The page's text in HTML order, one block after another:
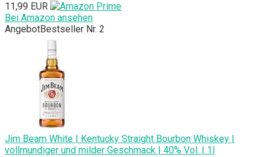
11,99 EUR
Bei Amazon ansehen
AngebotBestseller Nr. 2
Jim Beam White | Kentucky Straight Bourbon Whiskey |
vollmundiger und milder Geschmack | 40% Vol. | 1l